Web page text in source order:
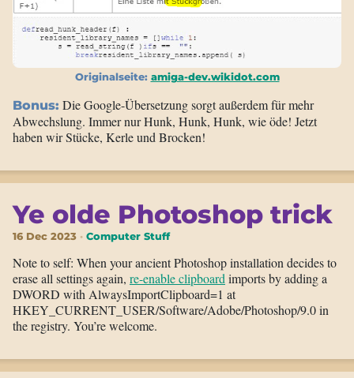
Originalseite: amiga-dev.wikidot.com
Bonus: Die Google-Übersetzung sorgt außerdem für mehr
Abwechslung. Immer nur Hunk, Hunk, Hunk, wie öde! Jetzt
haben wir Stücke, Kerle und Brocken!
Ye olde Photoshop trick
16 Dec 2023 Computer Stuff
Note to self: When your ancient Photoshop installation decides to
erase all settings again, re-enable clipboard imports by adding a
DWORD with AlwaysImportClipboard=1 at
HKEY_CURRENT_USER/Software/Adobe/Photoshop/9.0 in
the registry. You’re welcome.